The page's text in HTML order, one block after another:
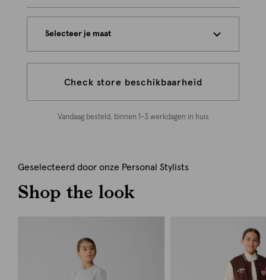
Selecteer je maat
Check store beschikbaarheid
Vandaag besteld, binnen 1-3 werkdagen in huis
Geselecteerd door onze Personal Stylists
Shop the look